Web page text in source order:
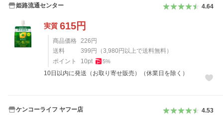
姫路流通センター 4.64
実質 615円
商品価格 226 円
送料
399 円 （3,980 円以上で送料無料）
ポイント
10pt 5%
10日以内に発送（お取り寄せ販売）（休業日を除く）
ケンコーライフ ヤフー店 4.53